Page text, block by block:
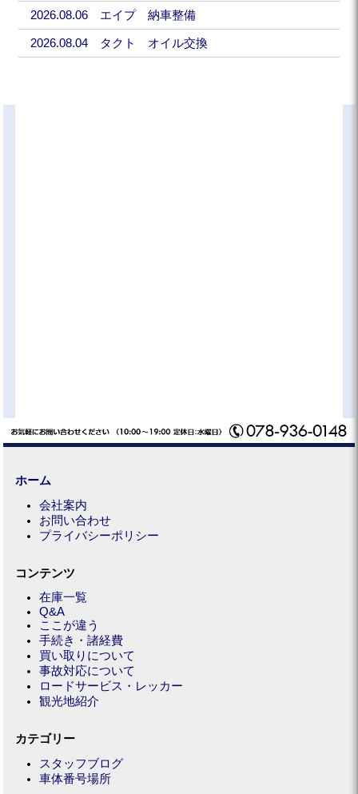
2026.08.06 エイプ 納車整備
2026.08.04 タクト オイル交換
ホーム
会社案内
お問い合わせ
プライバシーポリシー
コンテンツ
在庫一覧
Q&A
ここが違う
手続き・諸経費
買い取りについて
事故対応について
ロードサービス・レッカー
観光地紹介
カテゴリー
スタッフブログ
車体番号場所